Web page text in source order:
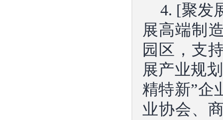
4. [聚发
展高端制
园区，支
展产业规
精特新”企
业协会、